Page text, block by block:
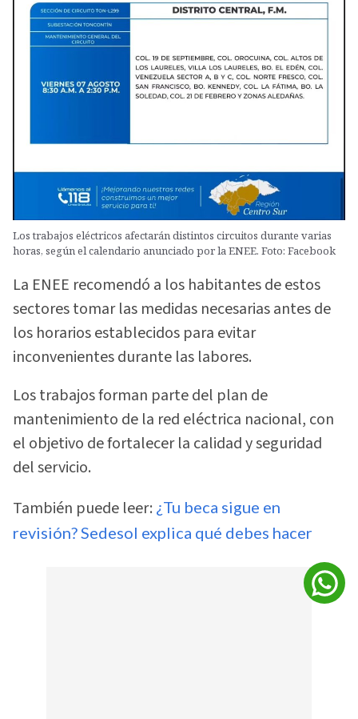
Los trabajos eléctricos afectarán distintos circuitos durante varias
horas, según el calendario anunciado por la ENEE. Foto: Facebook
La ENEE recomendó a los habitantes de estos
sectores tomar las medidas necesarias antes de
los horarios establecidos para evitar
inconvenientes durante las labores.
Los trabajos forman parte del plan de
mantenimiento de la red eléctrica nacional, con
el objetivo de fortalecer la calidad y seguridad
del servicio.
También puede leer: ¿Tu beca sigue en
revisión? Sedesol explica qué debes hacer